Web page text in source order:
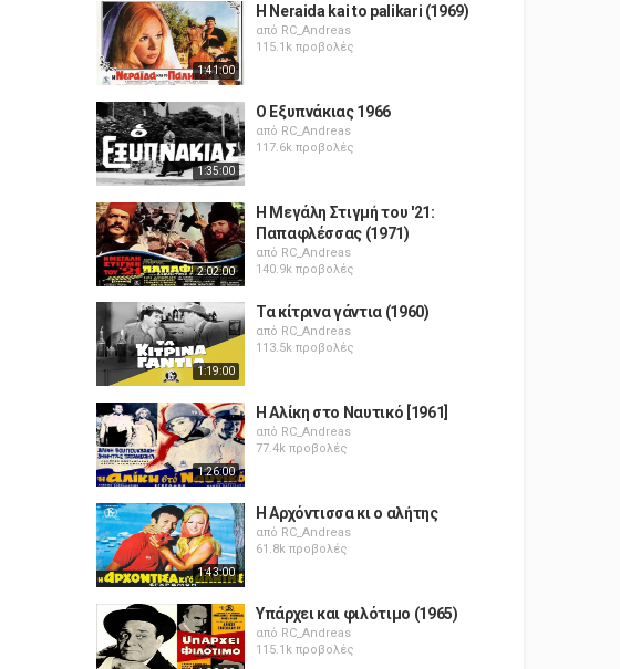
1:41:00
H Neraida kai to palikari (1969)
από RC_Andreas
115.1k προβολές
1:35:00
Ο Εξυπνάκιας 1966
από RC_Andreas
117.6k προβολές
2:02:00
Η Μεγάλη Στιγμή του '21:
Παπαφλέσσας (1971)
από RC_Andreas
140.9k προβολές
1:19:00
Τα κίτρινα γάντια (1960)
από RC_Andreas
113.5k προβολές
1:26:00
Η Αλίκη στο Ναυτικό [1961]
από RC_Andreas
77.4k προβολές
1:43:00
Η Αρχόντισσα κι ο αλήτης
από RC_Andreas
61.8k προβολές
Υπάρχει και φιλότιμο (1965)
από RC_Andreas
115.1k προβολές